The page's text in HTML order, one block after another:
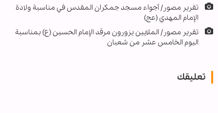
تقرير مصور/ أجواء مسجد جمكران المقدس في مناسبة ولادة
الإمام المهدي (عج)
تقرير مصور/ الملايين يزورون مرقد الإمام الحسين (ع) بمناسبة
اليوم الخامس عشر من شعبان
تعليقك